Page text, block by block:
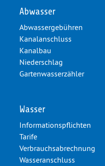
Abwasser
Abwassergebühren
Kanalanschluss
Kanalbau
Niederschlag
Gartenwasserzähler
Wasser
Informationspflichten
Tarife
Verbrauchsabrechnung
Wasseranschluss